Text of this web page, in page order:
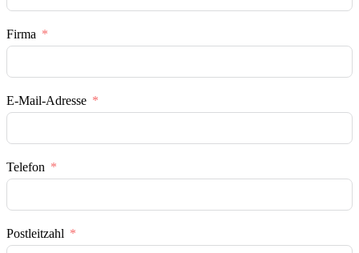
Firma
E-Mail-Adresse
Telefon
Postleitzahl